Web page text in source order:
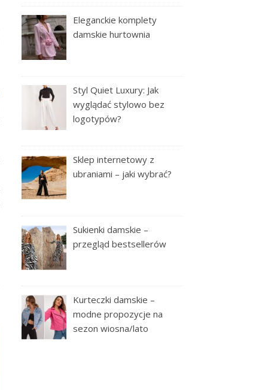
Eleganckie komplety
damskie hurtownia
Styl Quiet Luxury: Jak
wyglądać stylowo bez
logotypów?
Sklep internetowy z
ubraniami – jaki wybrać?
Sukienki damskie –
przegląd bestsellerów
Kurteczki damskie –
modne propozycje na
sezon wiosna/lato